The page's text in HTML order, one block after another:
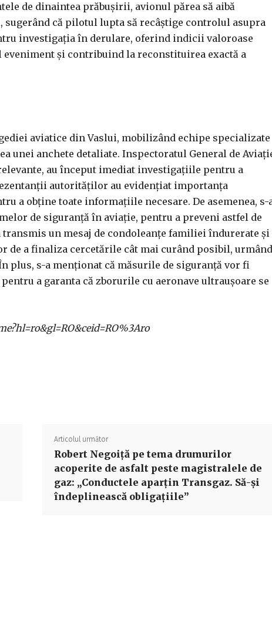
de dinaintea prăbușirii, avionul părea să aibă
că pilotul lupta să recâștige controlul asupra
investigația în derulare, oferind indicii valoroase
și contribuind la reconstituirea exactă a
aviatice din Vaslui, mobilizând echipe specializate
unei anchete detaliate. Inspectoratul General de
au început imediat investigațiile pentru a
autorităților au evidențiat importanța
a obține toate informațiile necesare. De asemenea, s-
de siguranță în aviație, pentru a preveni astfel de
un mesaj de condoleanțe familiei îndurerate și
de a finaliza cercetările cât mai curând posibil, urmând
plus, s-a menționat că măsurile de siguranță vor fi
a garanta că zborurile cu aeronave ultraușoare se
Articolul următor
Robert Negoiță pe tema drumurilor
acoperite de asfalt peste magistralele de
gaz: „Conductele aparțin Transgaz. Să-și
îndeplinească obligațiile”